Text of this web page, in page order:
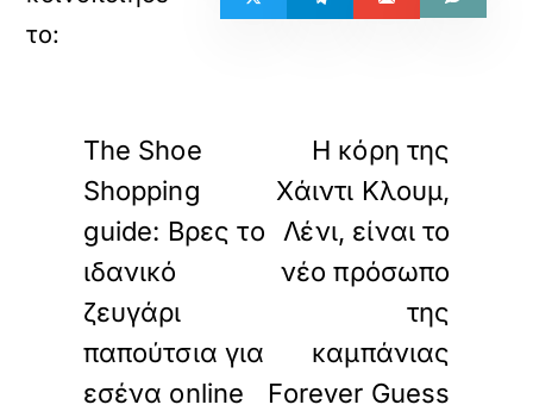
The Shoe
Shopping
guide: Βρες το
ιδανικό
ζευγάρι
παπούτσια για
εσένα online
Η κόρη της
Χάιντι Κλουμ,
Λένι, είναι το
νέο πρόσωπο
της
καμπάνιας
Forever Guess